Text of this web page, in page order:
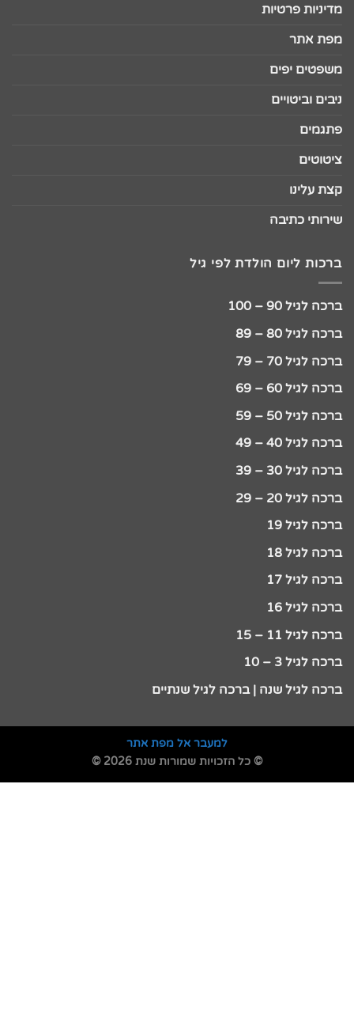
מדיניות פרטיות
מפת אתר
משפטים יפים
ניבים וביטויים
פתגמים
ציטוטים
קצת עלינו
שירותי כתיבה
ברכות ליום הולדת לפי גיל
ברכה לגיל 90 – 100
ברכה לגיל 80 – 89
ברכה לגיל 70 – 79
ברכה לגיל 60 – 69
ברכה לגיל 50 – 59
ברכה לגיל 40 – 49
ברכה לגיל 30 – 39
ברכה לגיל 20 – 29
ברכה לגיל 19
ברכה לגיל 18
ברכה לגיל 17
ברכה לגיל 16
ברכה לגיל 11 – 15
ברכה לגיל 3 – 10
ברכה לגיל שנה | ברכה לגיל שנתיים
למעבר אל מפת אתר
© כל הזכויות שמורות שנת 2026 ©